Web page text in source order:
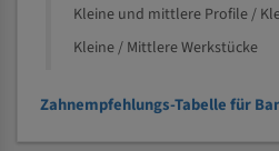
Kleine und mittlere Profile /
Kleine / Mittlere Werkstücke
Zahnempfehlungs-Tabelle für